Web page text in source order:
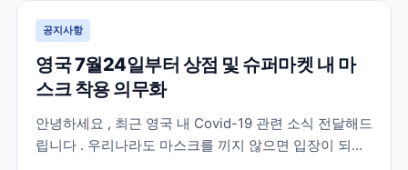
공지사항
영국 7월24일부터 상점 및 슈퍼마켓 내 마
스크 착용 의무화
안녕하세요 , 최근 영국 내 Covid-19 관련 소식 전달해드
립니다 . 우리나라도 마스크를 끼지 않으면 입장이 되지